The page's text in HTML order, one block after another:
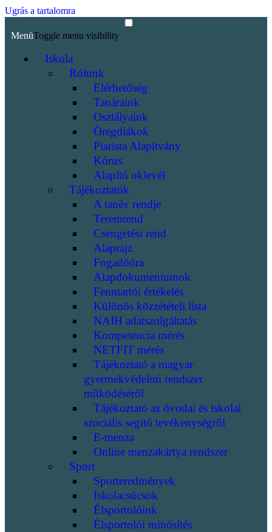
Ugrás a tartalomra
MenüToggle menu visibility
Iskola
Rólunk
Elérhetőség
Tanáraink
Osztályaink
Öregdiákok
Piarista Alapítvány
Kórus
Alapító oklevél
Tájékoztatók
A tanév rendje
Teremrend
Csengetési rend
Alaprajz
Fogadóóra
Alapdokumentumok
Fenntartói értékelés
Különös közzétételi lista
NAIH adatszolgáltatás
Kompetencia mérés
NETFIT mérés
Tájékoztató a magyar
gyermekvédelmi rendszer
működéséről
Tájékoztató az óvodai és iskolai
szociális segítő tevékenységről
E-menza
Online menzakártya rendszer
Sport
Sporteredmények
Iskolacsúcsok
Élsportolóink
Élsportolói minősítés